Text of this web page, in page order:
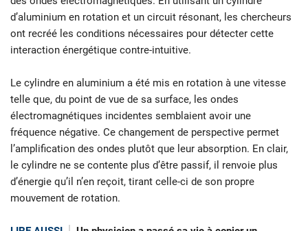
d’aluminium en rotation et un circuit résonant, les chercheurs
ont recréé les conditions nécessaires pour détecter cette
interaction énergétique contre-intuitive.
Le cylindre en aluminium a été mis en rotation à une vitesse
telle que, du point de vue de sa surface, les ondes
électromagnétiques incidentes semblaient avoir une
fréquence négative. Ce changement de perspective permet
l’amplification des ondes plutôt que leur absorption. En clair,
le cylindre ne se contente plus d’être passif, il renvoie plus
d’énergie qu’il n’en reçoit, tirant celle-ci de son propre
mouvement de rotation.